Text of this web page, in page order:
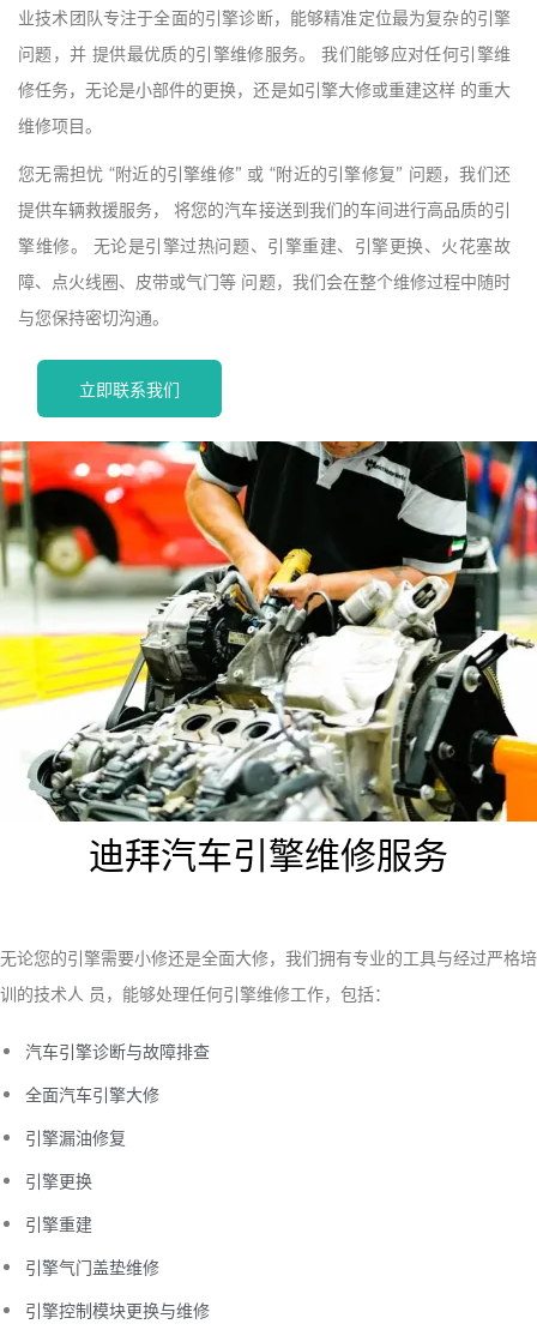
业技术团队专注于全面的引擎诊断，能够精准定位最为复杂的引擎
问题，并 提供最优质的引擎维修服务。 我们能够应对任何引擎维
修任务，无论是小部件的更换，还是如引擎大修或重建这样 的重大
维修项目。
您无需担忧 “附近的引擎维修” 或 “附近的引擎修复” 问题，我们还
提供车辆救援服务， 将您的汽车接送到我们的车间进行高品质的引
擎维修。 无论是引擎过热问题、引擎重建、引擎更换、火花塞故
障、点火线圈、皮带或气门等 问题，我们会在整个维修过程中随时
与您保持密切沟通。
立即联系我们
迪拜汽车引擎维修服务
无论您的引擎需要小修还是全面大修，我们拥有专业的工具与经过严格培
训的技术人 员，能够处理任何引擎维修工作，包括：
汽车引擎诊断与故障排查
全面汽车引擎大修
引擎漏油修复
引擎更换
引擎重建
引擎气门盖垫维修
引擎控制模块更换与维修